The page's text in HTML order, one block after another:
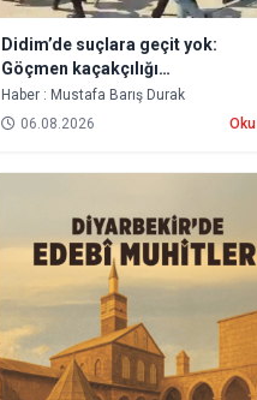
Didim’de suçlara geçit yok:
Göçmen kaçakçılığı
organizatörlerine operasyon, 6
tutuklama
Haber : Mustafa Barış Durak
06.08.2026
Oku